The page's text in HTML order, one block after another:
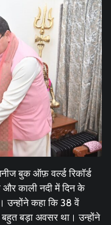
बुक ऑफ़ वर्ल्ड रिकॉर्ड
और काली नदी में दिन के
उन्होंने कहा कि 38 वें
बड़ा अवसर था। उन्होंने